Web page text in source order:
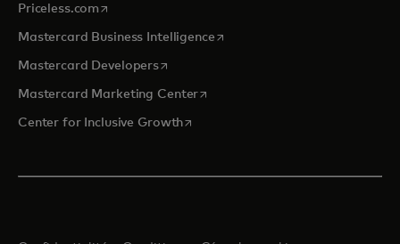
Priceless.com s’ouvre dans un nouvel onglet
Mastercard Business Intelligences’ouvre dans un nouvel onglet
Mastercard Developerss’ouvre dans un nouvel onglet
Mastercard Marketing Centers’ouvre dans un nouvel onglet
Center for Inclusive Growths’ouvre dans un nouvel onglet